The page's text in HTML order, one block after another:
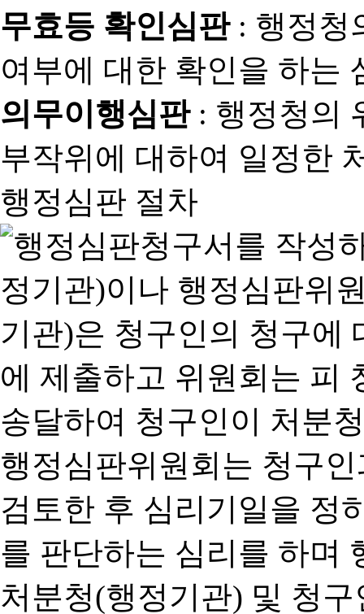
무효등 확인심판: 행정청
여부에 대한 확인을 하는
의무이행심판: 행정청의
부작위에 대하여 일정한
행정심판 절차